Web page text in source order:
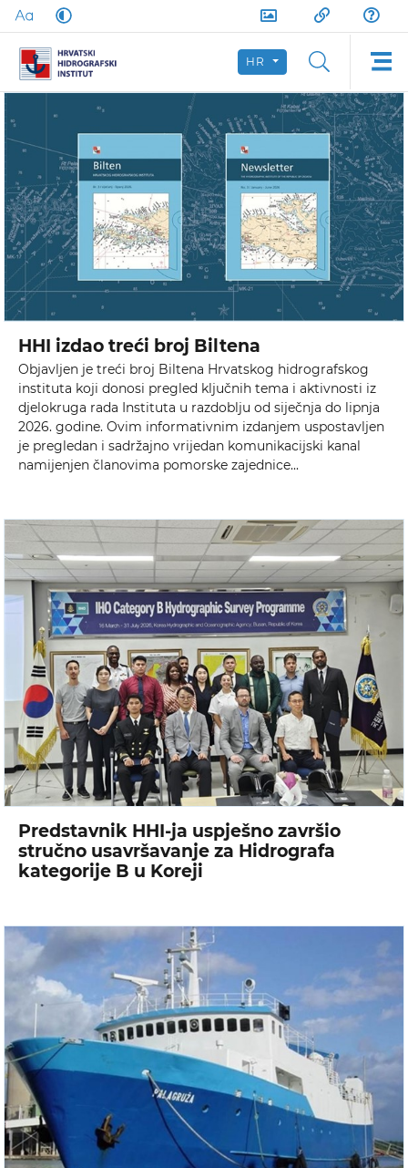
HR
HHI izdao treći broj Biltena
Objavljen je treći broj Biltena Hrvatskog hidrografskog
instituta koji donosi pregled ključnih tema i aktivnosti iz
djelokruga rada Instituta u razdoblju od siječnja do lipnja
2026. godine. Ovim informativnim izdanjem uspostavljen
je pregledan i sadržajno vrijedan komunikacijski kanal
namijenjen članovima pomorske zajednice...
Predstavnik HHI-ja uspješno završio
stručno usavršavanje za Hidrografa
kategorije B u Koreji